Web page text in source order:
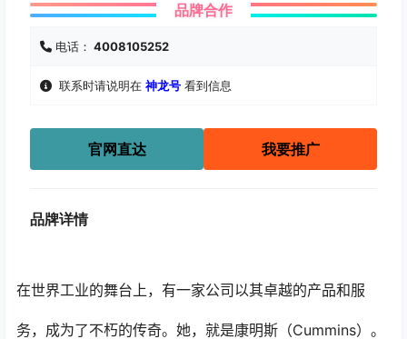
品牌合作
电话： 4008105252
联系时请说明在 神龙号 看到信息
官网直达 我要推广
品牌详情
在世界工业的舞台上，有一家公司以其卓越的产品和服
务，成为了不朽的传奇。她，就是康明斯（Cummins）。